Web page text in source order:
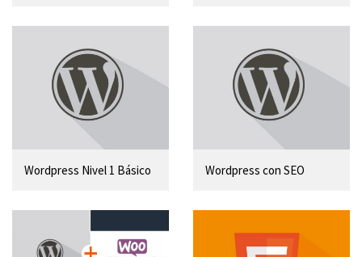
Wordpress Nivel 1 Básico Wordpress con SEO